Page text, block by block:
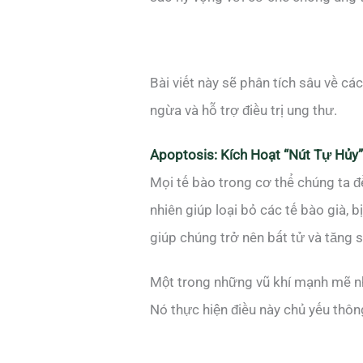
Bài viết này sẽ phân tích sâu về
ngừa và hỗ trợ điều trị ung thư.
Apoptosis: Kích Hoạt “Nút Tự
Mọi tế bào trong cơ thể chúng ta
nhiên giúp loại bỏ các tế bào già,
giúp chúng trở nên bất tử và tăng
Một trong những vũ khí mạnh mẽ
Nó thực hiện điều này chủ yếu